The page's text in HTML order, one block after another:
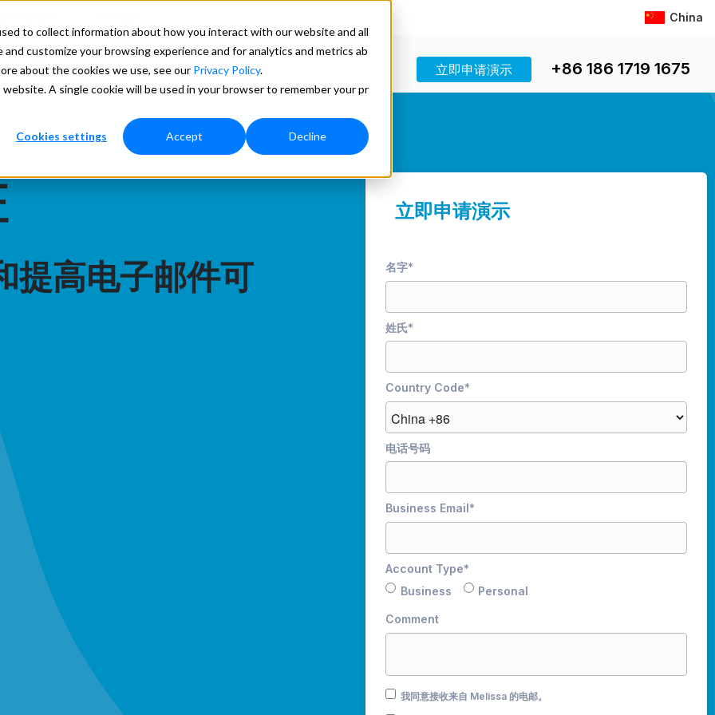
to collect information about how you interact with our website and all
customize your browsing experience and for analytics and metrics ab
about the cookies we use, see our Privacy Policy.
A single cookie will be used in your browser to remember your pr
Cookies settings Accept Decline
China
更多 立即申请演示 +86 186 1719 1675
提高电子邮件可
立即申请演示
名字*
姓氏*
Country Code*
电话号码
Business Email*
Account Type*
Business
Personal
Comment
我同意接收来自 Melissa 的电邮。